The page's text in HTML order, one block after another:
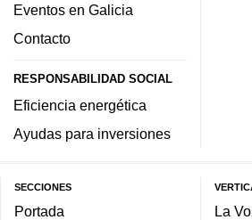
Eventos en Galicia
Contacto
RESPONSABILIDAD SOCIAL
Eficiencia energética
Ayudas para inversiones
SECCIONES
Portada
La